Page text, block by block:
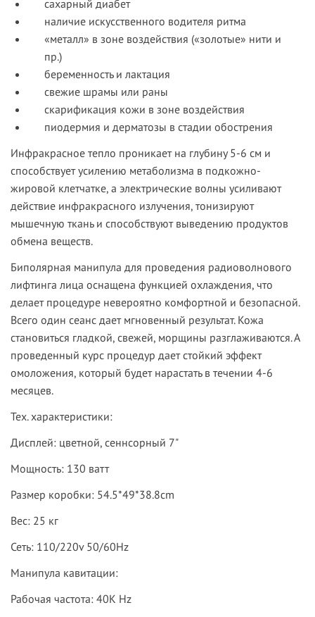
сахарный диабет
наличие искусственного водителя ритма
«металл» в зоне воздействия («золотые» нити и
пр.)
беременность и лактация
свежие шрамы или раны
скарификация кожи в зоне воздействия
пиодермия и дерматозы в стадии обострения
Инфракрасное тепло проникает на глубину 5-6 см и
способствует усилению метаболизма в подкожно-
жировой клетчатке, а электрические волны усиливают
действие инфракрасного излучения, тонизируют
мышечную ткань и способствуют выведению продуктов
обмена веществ.
Биполярная манипула для проведения радиоволнового
лифтинга лица оснащена функцией охлаждения, что
делает процедуре невероятно комфортной и безопасной.
Всего один сеанс дает мгновенный результат. Кожа
становиться гладкой, свежей, морщины разглаживаются. А
проведенный курс процедур дает стойкий эффект
омоложения, который будет нарастать в течении 4-6
месяцев.
Тех. характеристики:
Дисплей: цветной, сеннсорный 7"
Мощность: 130 ватт
Размер коробки: 54.5*49*38.8cm
Вес: 25 кг
Сеть: 110/220v 50/60Hz
Манипула кавитации:
Рабочая частота: 40K Hz